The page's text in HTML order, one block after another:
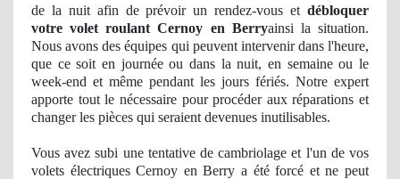
de la nuit afin de prévoir un rendez-vous et débloquer
votre volet roulant Cernoy en Berryainsi la situation.
Nous avons des équipes qui peuvent intervenir dans l'heure,
que ce soit en journée ou dans la nuit, en semaine ou le
week-end et même pendant les jours fériés. Notre expert
apporte tout le nécessaire pour procéder aux réparations et
changer les pièces qui seraient devenues inutilisables.
Vous avezsubi une tentative de cambriolage et l'un de vos
volets électriques Cernoy en Berry a été forcé et ne peut